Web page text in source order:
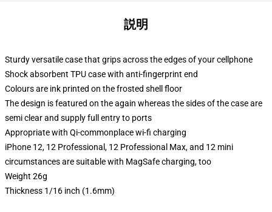
説明
Sturdy versatile case that grips across the edges of your cellphone
Shock absorbent TPU case with anti-fingerprint end
Colours are ink printed on the frosted shell floor
The design is featured on the again whereas the sides of the case are
semi clear and supply full entry to ports
Appropriate with Qi-commonplace wi-fi charging
iPhone 12, 12 Professional, 12 Professional Max, and 12 mini
circumstances are suitable with MagSafe charging, too
Weight 26g
Thickness 1/16 inch (1.6mm)